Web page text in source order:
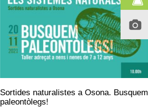
Sortides naturalistes a Osona. Busquem
paleontòlegs!